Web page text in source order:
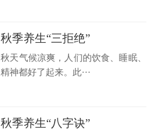
秋季养生“三拒绝”
秋天气候凉爽，人们的饮食、睡眠、
精神都好了起来。此···
秋季养生“八字诀”